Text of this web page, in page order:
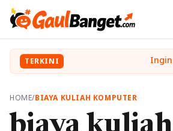
TERKINI
HOME/BIAYA KULIAH KOMPUTER